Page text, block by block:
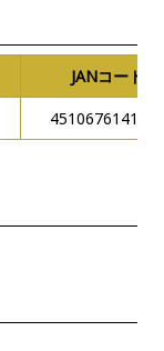
JANコード
4510676141410